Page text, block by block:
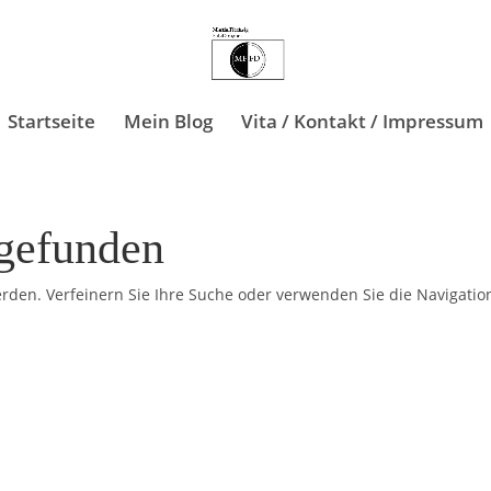
Startseite Mein Blog Vita / Kontakt / Impressum
Verfeinern Sie Ihre Suche oder verwenden Sie die